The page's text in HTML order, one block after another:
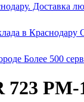
Доставка
в Краснодару
Более 500
723